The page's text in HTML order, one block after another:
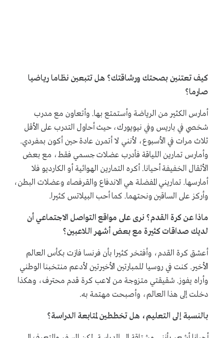
كيف تعتنين بصحتك ورشاقتك؟ هل تتبعين نظاما رياضيا
صارما؟
أمارس الكثير من الرياضة وأستمتع بها. وأتعاون مع مدرب
شخصي في باريس وفي نيويورك، حيث أحاول التدرب على الأقل
ثلاث مرات في الأسبوع، لأنني لا أتمرن عادة حين أكون بمفردي.
وأمارس تمارين اللياقة فأدرب عضلات جسمي فقط، مع بعض
الأثقال الخفيفة أحيانا. أكره التمارين الهوائية أو الكارديو فلا
أمارسها. تماريني المفضلة هي الاندفاع والقرفصاء وعضلات البطن،
وأركز على الساقين ونحتهما. كما أحب البيلاتس كثيرا.
ماذا عن كرة القدم؟ نرى على مواقع التواصل الاجتماعي أن
لديك صداقات كثيرة مع بعض أشهر اللاعبين؟
أعشق كرة القدم، وأفتخر كثيرا بأن فرنسا فازت بكأس العالم
الأخير. كنت في روسيا للمبارتين الأخيرتين لأدعم منتخبنا الوطني
وأراه يفوز. شقيقتي متزوجة من لاعب كرة قدم محترف، وهكذا
دخلت إلى هذا العالم، وأصبحت مهتمة به.
بالنسبة إلى التعليم، هل تخططين لمتابعة الدراسة؟